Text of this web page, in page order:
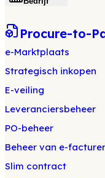
Procure-to-
e-Marktplaats
Strategisch inkopen
E-veiling
Leveranciersbeheer
PO-beheer
Beheer van e-
Slim contract